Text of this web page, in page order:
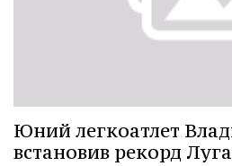
Юний легкоатлет
встановив рекорд